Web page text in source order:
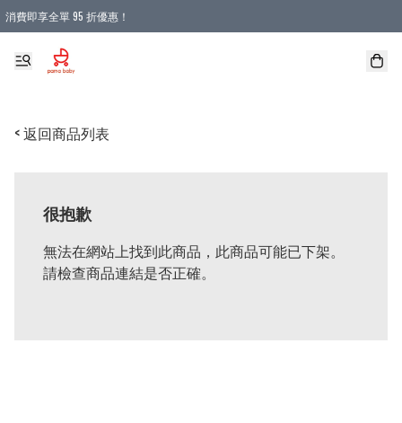
消費即享全單 95 折優惠！
購物滿 HKD 900.00即享免運費優惠！（適用於 本地送貨、本地取貨 )
< 返回商品列表
很抱歉
無法在網站上找到此商品，此商品可能已下架。
請檢查商品連結是否正確。